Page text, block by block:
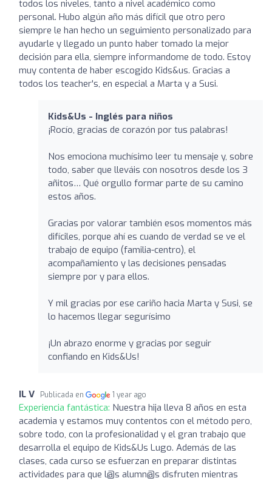
todos los niveles, tanto a nivel académico como
personal. Hubo algún año más difícil que otro pero
siempre le han hecho un seguimiento personalizado para
ayudarle y llegado un punto haber tomado la mejor
decisión para ella, siempre informandome de todo. Estoy
muy contenta de haber escogido Kids&us. Gracias a
todos los teacher's, en especial a Marta y a Susi.
Kids&Us - Inglés para niños
¡Rocío, gracias de corazón por tus palabras!
Nos emociona muchísimo leer tu mensaje y, sobre
todo, saber que lleváis con nosotros desde los 3
añitos… Qué orgullo formar parte de su camino
estos años.
Gracias por valorar también esos momentos más
difíciles, porque ahí es cuando de verdad se ve el
trabajo de equipo (familia-centro), el
acompañamiento y las decisiones pensadas
siempre por y para ellos.
Y mil gracias por ese cariño hacia Marta y Susi, se
lo hacemos llegar segurísimo
¡Un abrazo enorme y gracias por seguir
confiando en Kids&Us!
IL V Publicada en 1 year ago
Experiencia fantástica: Nuestra hija lleva 8 años en esta
academia y estamos muy contentos con el método pero,
sobre todo, con la profesionalidad y el gran trabajo que
desarrolla el equipo de Kids&Us Lugo. Además de las
clases, cada curso se esfuerzan en preparar distintas
actividades para que l@s alumn@s disfruten mientras